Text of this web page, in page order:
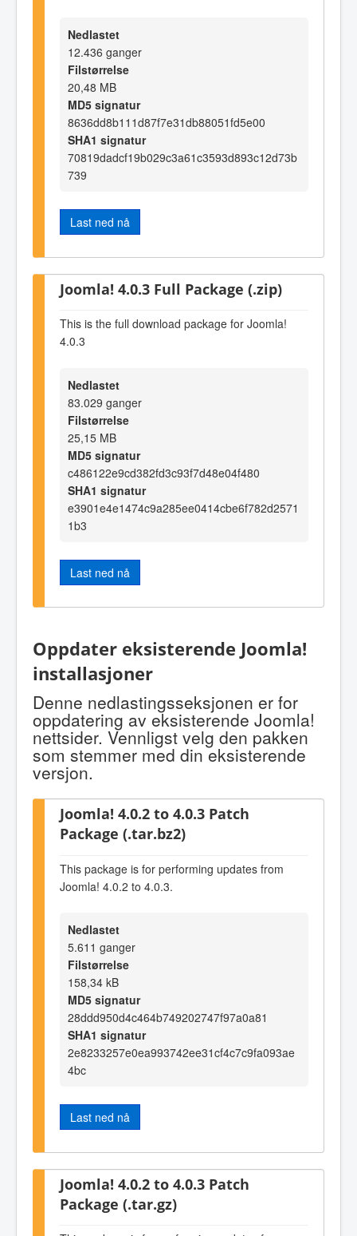
Nedlastet
12.436 ganger
Filstørrelse
20,48 MB
MD5 signatur
8636dd8b111d87f7e31db88051fd5e00
SHA1 signatur
70819dadcf19b029c3a61c3593d893c12d73b
739
Last ned nå
Joomla! 4.0.3 Full Package (.zip)
This is the full download package for Joomla!
4.0.3
Nedlastet
83.029 ganger
Filstørrelse
25,15 MB
MD5 signatur
c486122e9cd382fd3c93f7d48e04f480
SHA1 signatur
e3901e4e1474c9a285ee0414cbe6f782d2571
1b3
Last ned nå
Oppdater eksisterende Joomla!
installasjoner
Denne nedlastingsseksjonen er for
oppdatering av eksisterende Joomla!
nettsider. Vennligst velg den pakken
som stemmer med din eksisterende
versjon.
Joomla! 4.0.2 to 4.0.3 Patch
Package (.tar.bz2)
This package is for performing updates from
Joomla! 4.0.2 to 4.0.3.
Nedlastet
5.611 ganger
Filstørrelse
158,34 kB
MD5 signatur
28ddd950d4c464b749202747f97a0a81
SHA1 signatur
2e8233257e0ea993742ee31cf4c7c9fa093ae
4bc
Last ned nå
Joomla! 4.0.2 to 4.0.3 Patch
Package (.tar.gz)